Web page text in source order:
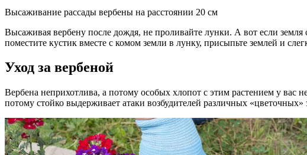
Высаживание рассады вербены на расстоянии 20 см
Высаживая вербену после дождя, не проливайте лунки. А вот если
поместите кустик вместе с комом земли в лунку, присыпьте землей и
Уход за вербеной
Вербена неприхотлива, а потому особых хлопот с этим растением у вас
потому стойко выдерживает атаки возбудителей различных «цветочных»